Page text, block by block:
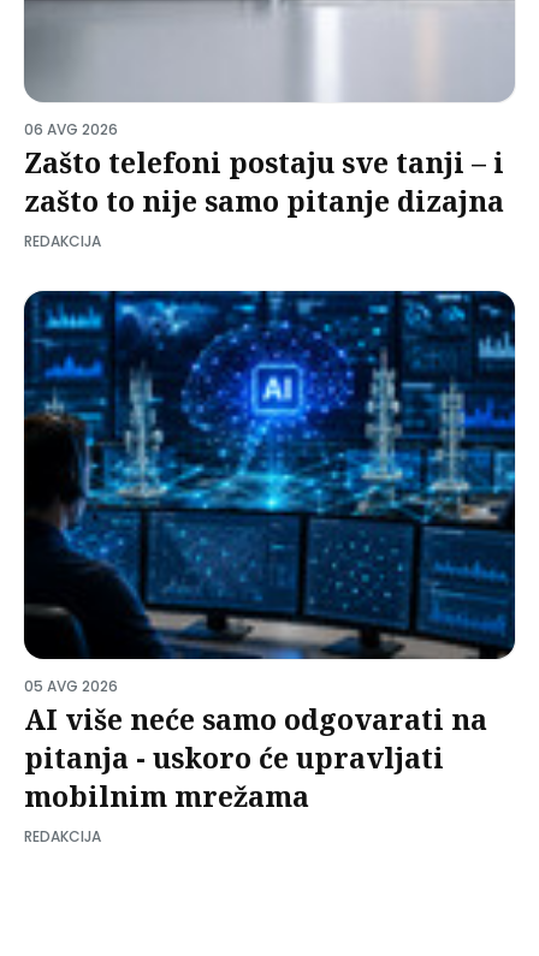
06 AVG 2026
Zašto telefoni postaju sve tanji – i
zašto to nije samo pitanje dizajna
REDAKCIJA
05 AVG 2026
AI više neće samo odgovarati na
pitanja - uskoro će upravljati
mobilnim mrežama
REDAKCIJA